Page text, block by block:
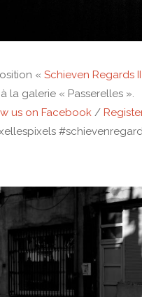
« Schieven Regards II
la galerie « Passerelles ».
us on Facebook/